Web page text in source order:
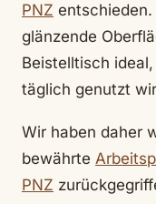
PNZ
glänzende
Beistelltisch
täglich genutzt
Wir haben daher
bewährte
PNZ